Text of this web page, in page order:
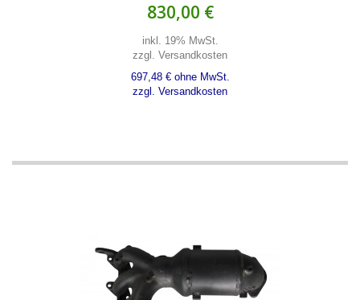
830,00 €
inkl. 19% MwSt.
zzgl. Versandkosten
697,48 € ohne MwSt.
zzgl. Versandkosten